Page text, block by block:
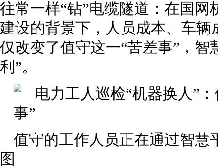
往常一样“钻”电缆隧道：在国
建设的背景下，人员成本、车
仅改变了值守这一“苦差事”，智
利”。
值守的工作人员正在通过智慧
图